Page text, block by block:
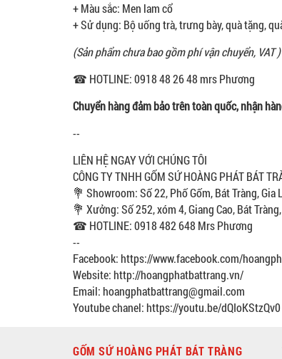
+ Màu sắc: Men lam cổ
+ Sử dụng: Bộ uống trà, trưng bày, quà tặng,
(Sản phẩm chưa bao gồm phí vận chuyển, VAT )
☎ HOTLINE: 0918 48 26 48 mrs Phương
Chuyển hàng đảm bảo trên toàn quốc, nhận
--
LIÊN HỆ NGAY VỚI CHÚNG TÔI
CÔNG TY TNHH GỐM SỨ HOÀNG PHÁT BÁT
💐 Showroom: Số 22, Phố Gốm, Bát Tràng, Gia
💐 Xưởng: Số 252, xóm 4, Giang Cao, Bát
☎ HOTLINE: 0918 482 648 Mrs Phương
--
Facebook: https://www.facebook.com/
Website: http://hoangphatbattrang.vn/
Email: hoangphatbattrang@gmail.com
Youtube chanel: https://youtu.be/dQIoKStzQv0
GỐM SỨ HOÀNG PHÁT BÁT TRÀNG